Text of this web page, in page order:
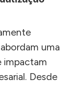
uma
impactam
Desde